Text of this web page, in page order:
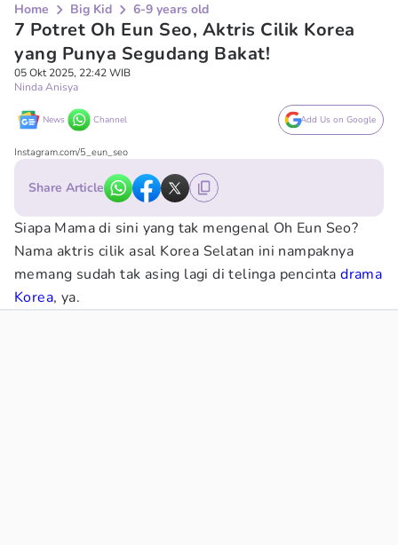
Home Big Kid 6-9 years old
7 Potret Oh Eun Seo, Aktris Cilik Korea
yang Punya Segudang Bakat!
05 Okt 2025, 22:42 WIB
Ninda Anisya
News Channel Add Us on Google
Instagram.com/5_eun_seo
Share Article
Siapa Mama di sini yang tak mengenal Oh Eun Seo?
Nama aktris cilik asal Korea Selatan ini nampaknya
memang sudah tak asing lagi di telinga pencintadrama
Korea, ya.